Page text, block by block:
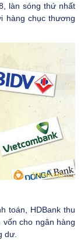
làn sóng thứ nhất
hàng chục thương
toán, HDBank thu
cho ngân hàng
dư.